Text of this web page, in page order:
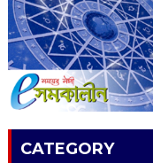
CATEGORY